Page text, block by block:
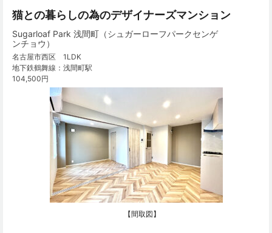
猫との暮らしの為のデザイナーズマンション
Sugarloaf Park 浅間町（シュガーローフパークセンゲ
ンチョウ）
名古屋市西区 1LDK
地下鉄鶴舞線：浅間町駅
104,500円
【間取図】